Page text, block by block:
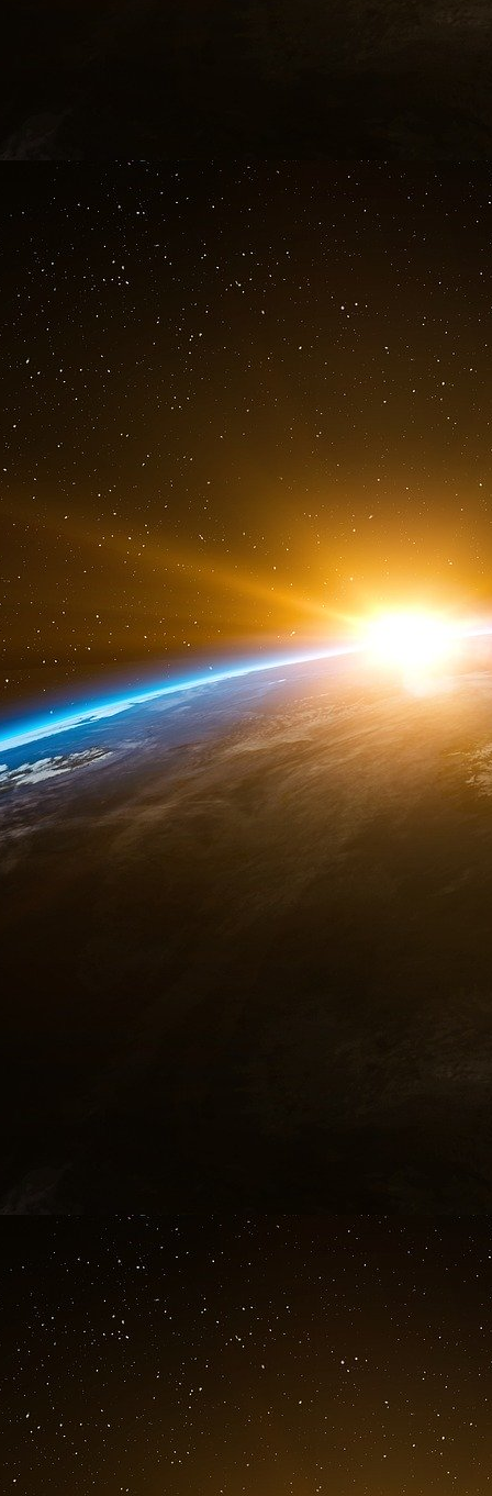
Il est cependant à craindre une
2023 qui continue de voir les prix de
alimentaires.
Portrait-robot des endettés
Nous ne sommes pas tous égaux face au
clairement que ce risque touche avant tout
âgées entre 35 et 54 ans.
Les familles monoparentales sont aussi
elles représentent 21 % des dossiers, soit
De même, les personnes au chômage
France.
Sans surprise, ce sont les plus modestes
surendettement avec une
activité professionnelle par rapport à leur
l’enquête montre que « plus des deux tiers
inférieur au SMIC net mensuel en 2022,
moitié des ménages surendettés ne
faire face à leurs dettes.
Répartition par territoires
« Sur le plan géographique, les lieux où le
plus important se situent principalement
dans certaines parties du Grand Est et de
France. »